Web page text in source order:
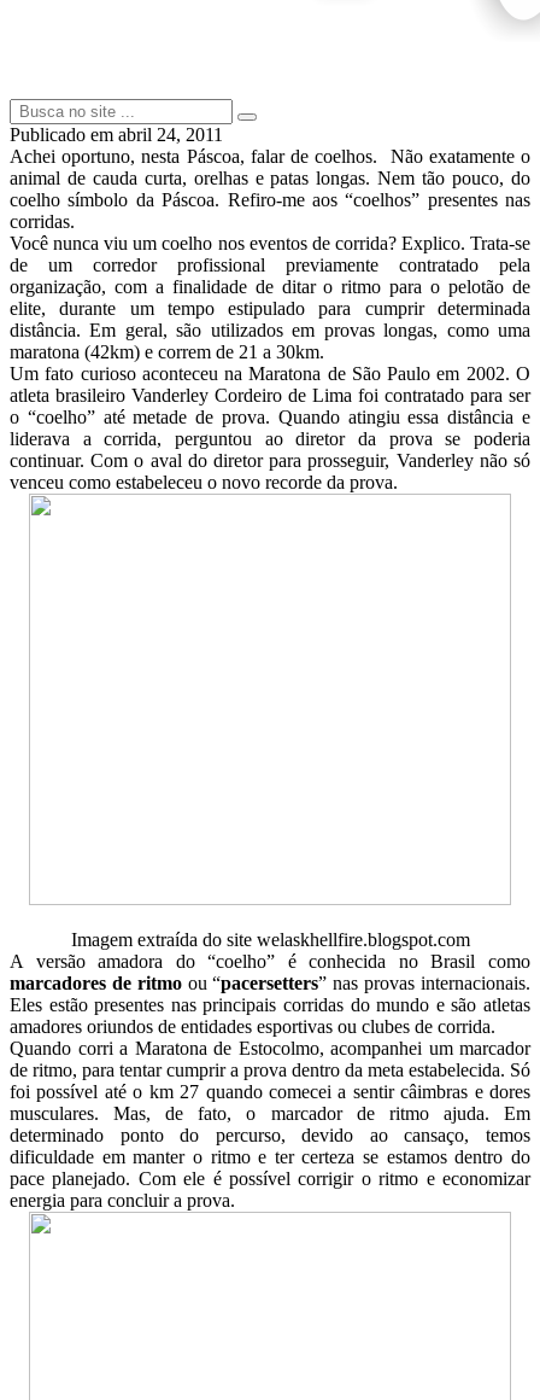
Publicado em abril 24, 2011
Achei oportuno, nesta Páscoa, falar de coelhos. Não exatamente o
animal de cauda curta, orelhas e patas longas. Nem tão pouco, do
coelho símbolo da Páscoa. Refiro-me aos “coelhos” presentes nas
corridas.
Você nunca viu um coelho nos eventos de corrida? Explico. Trata-se
de um corredor profissional previamente contratado pela
organização, com a finalidade de ditar o ritmo para o pelotão de
elite, durante um tempo estipulado para cumprir determinada
distância. Em geral, são utilizados em provas longas, como uma
maratona (42km) e correm de 21 a 30km.
Um fato curioso aconteceu na Maratona de São Paulo em 2002. O
atleta brasileiro Vanderley Cordeiro de Lima foi contratado para ser
o “coelho” até metade de prova. Quando atingiu essa distância e
liderava a corrida, perguntou ao diretor da prova se poderia
continuar. Com o aval do diretor para prosseguir, Vanderley não só
venceu como estabeleceu o novo recorde da prova.
Imagem extraída do site welaskhellfire.blogspot.com
A versão amadora do “coelho” é conhecida no Brasil como
marcadores de ritmoou “pacersetters” nas provas internacionais.
Eles estão presentes nas principais corridas do mundo e são atletas
amadores oriundos de entidades esportivas ou clubes de corrida.
Quando corri a Maratona de Estocolmo, acompanhei um marcador
de ritmo, para tentar cumprir a prova dentro da meta estabelecida. Só
foi possível até o km 27 quando comecei a sentir câimbras e dores
musculares. Mas, de fato, o marcador de ritmo ajuda. Em
determinado ponto do percurso, devido ao cansaço, temos
dificuldade em manter o ritmo e ter certeza se estamos dentro do
pace planejado. Com ele é possível corrigir o ritmo e economizar
energia para concluir a prova.